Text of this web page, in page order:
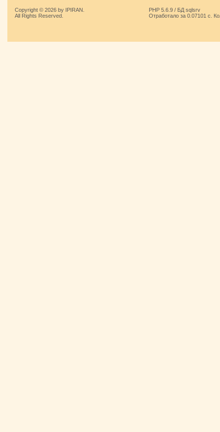
Copyright © 2026 by IPIRAN.
All Rights Reserved.
PHP 5.6.9 / БД sqlsrv
Отработало за 0.07101 с.